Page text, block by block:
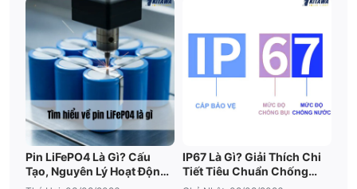
1.2 Tấm pin năng lượng mặt trời
Pin LiFePO4 Là Gì? Cấu
Tạo, Nguyên Lý Hoạt Động
Và Ưu Điểm Nổi Bật
IP67 Là Gì? Giải Thích Chi
Tiết Tiêu Chuẩn Chống
Nước IP67